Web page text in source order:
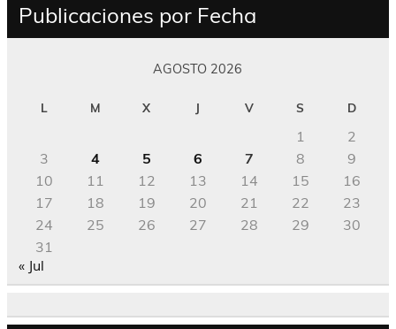
Publicaciones por Fecha
AGOSTO 2026
L M X J V S D
1
2
3
4 5 6 7 8
9
10
11 12 13 14 15
16
17
18 19 20 21 22
23
24
25 26 27 28 29
30
31
« Jul